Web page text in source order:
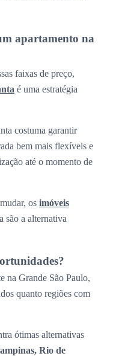
apartamento na
faixas de preço,
é uma estratégia
costuma garantir
bem mais flexíveis e
até o momento de
os imóveis
são a alternativa
na Grande São Paulo,
quanto regiões com
ótimas alternativas
Rio de